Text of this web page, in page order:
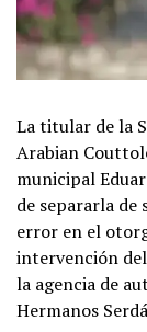
La titular de la
Arabian
municipal
de separarla de
error en el
intervención
la agencia de
Hermanos